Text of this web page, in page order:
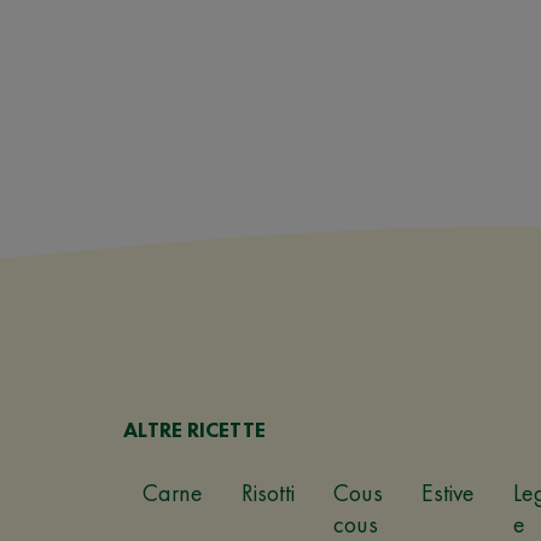
ALTRE RICETTE
Carne Risotti
Cous
cous
Estive
e